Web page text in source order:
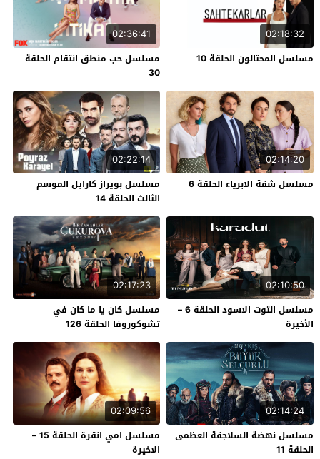
02:18:32
مسلسل المحتالون الحلقة 10
02:36:41
مسلسل حب منطق انتقام الحلقة
30
02:14:20
مسلسل شقة الابرياء الحلقة 6
02:22:14
مسلسل بويراز كارايل الموسم
الثالث الحلقة 14
02:10:50
مسلسل التوت الاسود الحلقة 6 –
الأخيرة
02:17:23
مسلسل كان يا ما كان في
تشوكوروفا الحلقة 126
02:14:24
مسلسل نهضة السلاجقة العظمى
الحلقة 11
02:09:56
مسلسل امي انقرة الحلقة 15 –
الاخيرة